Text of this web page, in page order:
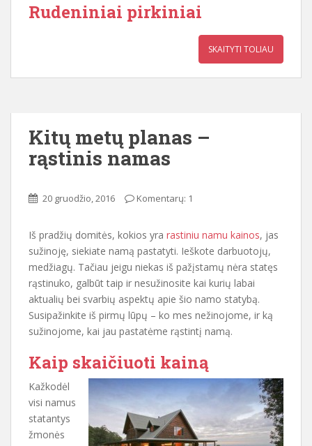
Rudeniniai pirkiniai
SKAITYTI TOLIAU
Kitų metų planas –
rąstinis namas
20 gruodžio, 2016 Komentarų: 1
Iš pradžių domitės, kokios yra rastiniu namu kainos, jas
sužinoję, siekiate namą pastatyti. Ieškote darbuotojų,
medžiagų. Tačiau jeigu niekas iš pažįstamų nėra statęs
rąstinuko, galbūt taip ir nesužinosite kai kurių labai
aktualių bei svarbių aspektų apie šio namo statybą.
Susipažinkite iš pirmų lūpų – ko mes nežinojome, ir ką
sužinojome, kai jau pastatėme rąstintį namą.
Kaip skaičiuoti kainą
Kažkodėl
visi namus
statantys
žmonės